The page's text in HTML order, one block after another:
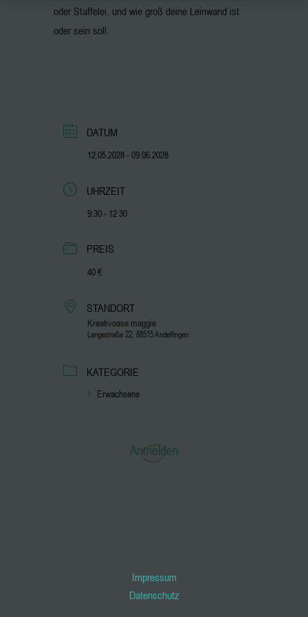
oder Staffelei, und wie groß deine Leinwand ist
oder sein soll.
DATUM
12.05.2028- 09.06.2028
UHRZEIT
9:30 - 12:30
PREIS
40 €
STANDORT
Kreativoase.maggie
Langestraße 22, 88515 Andelfingen
KATEGORIE
Erwachsene
Anmelden
Impressum
Datenschutz